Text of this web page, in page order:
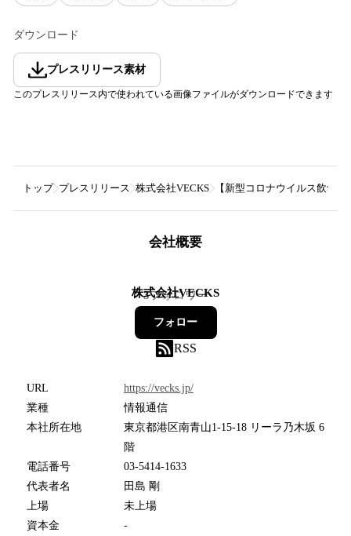
ダウンロード
プレスリリース素材
このプレスリリース内で使われている画像ファイルがダウンロードできます
トップ プレスリリース 株式会社VECKS 【新型コロナウイルス飲食
会社概要
株式会社VECKS
3フォロワー
フォロー
RSS
URL
https://vecks.jp/
業種
情報通信
本社所在地
東京都港区南青山1-15-18 リーラ乃木坂 6
階
電話番号
03-5414-1633
代表者名
田島 剛
上場
未上場
資本金
-